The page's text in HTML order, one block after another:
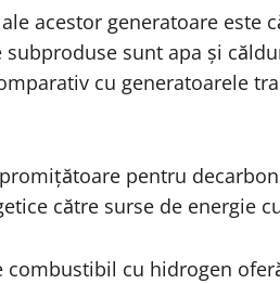
acestor generatoare este
sunt apa și
cu generatoarele
pentru
către surse de energie
combustibil cu hidrogen